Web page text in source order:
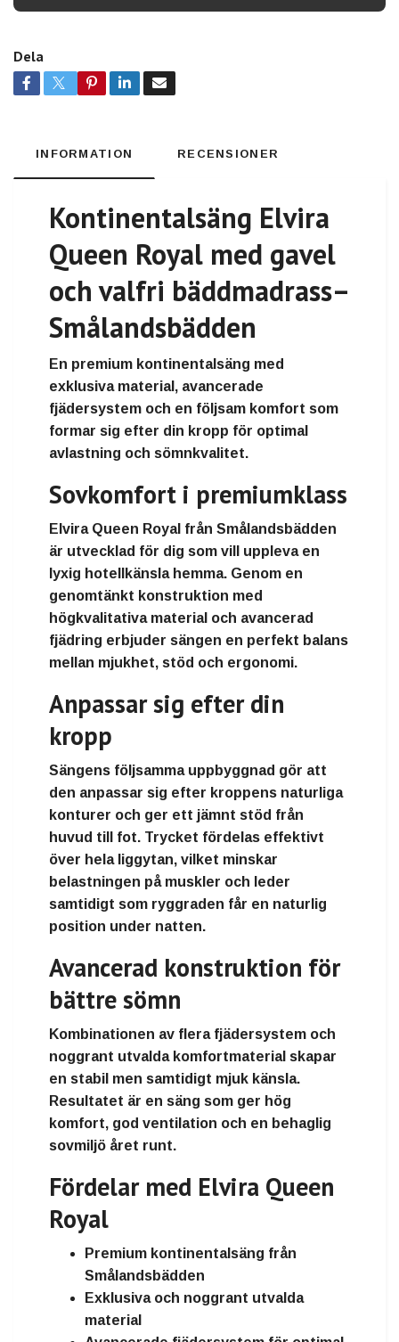
Dela
INFORMATION RECENSIONER
Kontinentalsäng Elvira
Queen Royal med gavel
och valfri bäddmadrass–
Smålandsbädden
En premium kontinentalsäng med
exklusiva material, avancerade
fjädersystem och en följsam komfort som
formar sig efter din kropp för optimal
avlastning och sömnkvalitet.
Sovkomfort i premiumklass
Elvira Queen Royal från Smålandsbädden
är utvecklad för dig som vill uppleva en
lyxig hotellkänsla hemma. Genom en
genomtänkt konstruktion med
högkvalitativa material och avancerad
fjädring erbjuder sängen en perfekt balans
mellan mjukhet, stöd och ergonomi.
Anpassar sig efter din
kropp
Sängens följsamma uppbyggnad gör att
den anpassar sig efter kroppens naturliga
konturer och ger ett jämnt stöd från
huvud till fot. Trycket fördelas effektivt
över hela liggytan, vilket minskar
belastningen på muskler och leder
samtidigt som ryggraden får en naturlig
position under natten.
Avancerad konstruktion för
bättre sömn
Kombinationen av flera fjädersystem och
noggrant utvalda komfortmaterial skapar
en stabil men samtidigt mjuk känsla.
Resultatet är en säng som ger hög
komfort, god ventilation och en behaglig
sovmiljö året runt.
Fördelar med Elvira Queen
Royal
Premium kontinentalsäng från
Smålandsbädden
Exklusiva och noggrant utvalda
material